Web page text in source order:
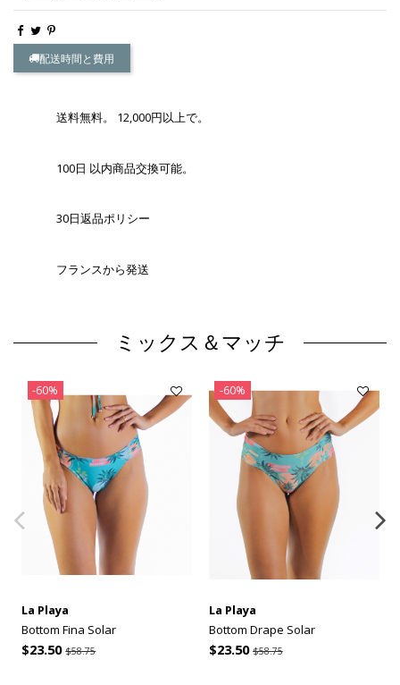
配送時間と費用
送料無料。 12,000円以上で。
100日 以内商品交換可能。
30日返品ポリシー
フランスから発送
ミックス＆マッチ
-60%
La Playa
Bottom Fina Solar
$23.50$58.75
-60%
La Playa
Bottom Drape Solar
$23.50 $58.75